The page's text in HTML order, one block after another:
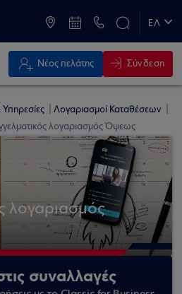
ΕΛ
Νέος πελάτης Σύνδεση
Λογαριασμοί Καταθέσεων
λογαριασμός Όψεως
λογαριασμός
συναλλαγές